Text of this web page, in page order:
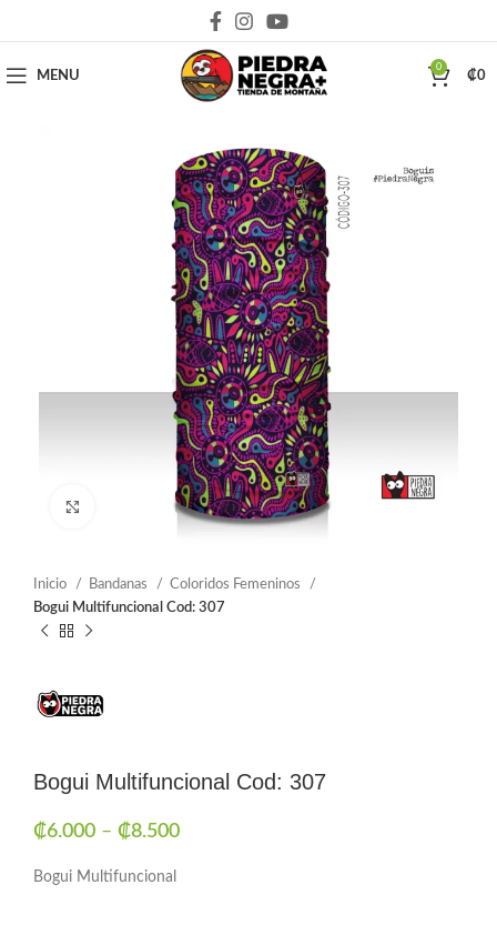
MENU
0
₡0
Click to enlarge
Inicio Bandanas
Coloridos Femeninos
Bogui Multifuncional Cod: 307
Bogui Multifuncional Cod: 307
₡6.000 – ₡8.500
Bogui Multifuncional
Deja que la montaña sea parte de tu vida